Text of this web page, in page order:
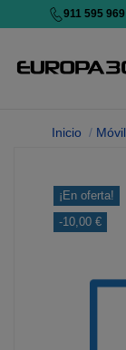
911 595 969
Inicio Móvil
¡En oferta!
-10,00 €